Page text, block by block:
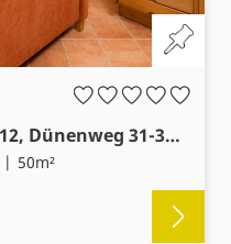
Haus Robbenplate, Whg.12, Dünenweg 31-33, Cuxhaven- Duhnen, Seesicht
50m²